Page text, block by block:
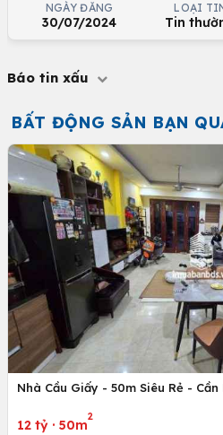
NGÀY ĐĂNG
30/07/2024
LOẠI
Tin
Báo tin xấu
BẤT ĐỘNG SẢN BẠN
Nhà Cầu Giấy - 50m Siêu Rẻ - Cần
12 tỷ · 50m
2